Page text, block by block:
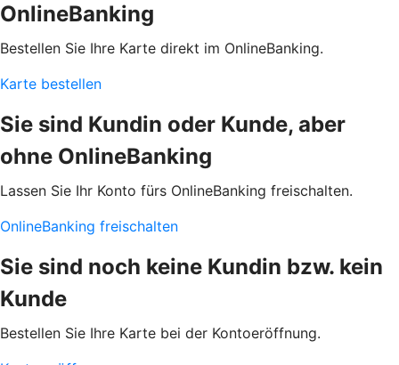
OnlineBanking
Bestellen Sie Ihre Karte direkt im OnlineBanking.
Karte bestellen
Sie sind Kundin oder Kunde, aber
ohne OnlineBanking
Lassen Sie Ihr Konto fürs OnlineBanking freischalten.
OnlineBanking freischalten
Sie sind noch keine Kundin bzw. kein
Kunde
Bestellen Sie Ihre Karte bei der Kontoeröffnung.